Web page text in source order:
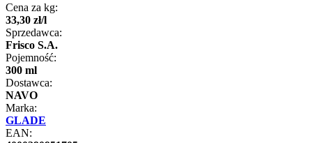
Cena za kg:
33,30 zł/l
Sprzedawca:
Frisco S.A.
Pojemność:
300 ml
Dostawca:
NAVO
Marka:
GLADE
EAN: